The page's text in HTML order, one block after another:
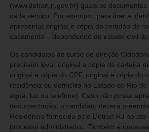
(www.detran.rj.gov.br) quais os
cada serviço. Por exemplo, para tirar a
apresentar original e cópia da certidão de
casamento – dependendo do estado civil
Os candidatos ao curso de direção
precisam levar original e cópia da carteira
original e cópia do CPF, original e cópia do
residência ou domicílio no Estado do Rio
água, luz ou telefone). Caso não possa
documentação, o candidato deverá
Residência fornecida pelo Detran RJ no ato
processo administrativo. Também é